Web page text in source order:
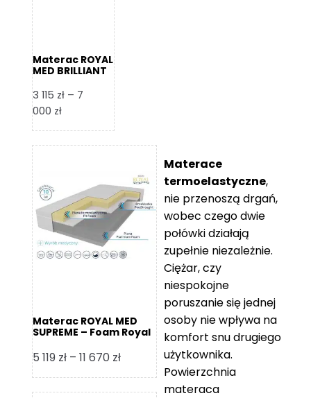
Materac ROYAL
MED BRILLIANT
3 115 zł – 7
000 złZakres
od
7
000 zł
Materac ROYAL MED
SUPREME – Foam Royal
5 119 zł – 11 670 złZakres
cen:
od
Materace
termoelastyczne,
nie przenoszą drgań,
wobec czego dwie
połówki działają
zupełnie niezależnie.
Ciężar, czy
niespokojne
poruszanie się jednej
osoby nie wpływa na
komfort snu drugiego
użytkownika.
Powierzchnia
materaca